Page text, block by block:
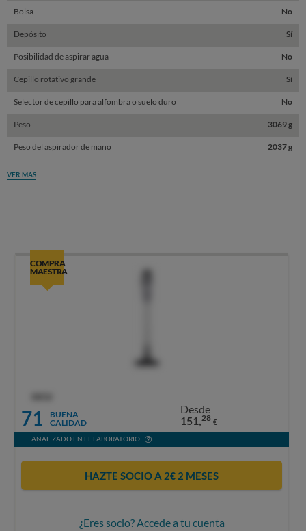
Bolsa No
Depósito Sí
Posibilidad de aspirar agua No
Cepillo rotativo grande Sí
Selector de cepillo para alfombra o suelo duro No
Peso 3069 g
Peso del aspirador de mano 2037 g
VER MÁS
COMPRA
MAESTRA
71
BUENA
CALIDAD
Desde
151,28 €
ANALIZADO EN EL LABORATORIO
HAZTE SOCIO A 2€ 2 MESES
¿Eres socio? Accede a tu cuenta